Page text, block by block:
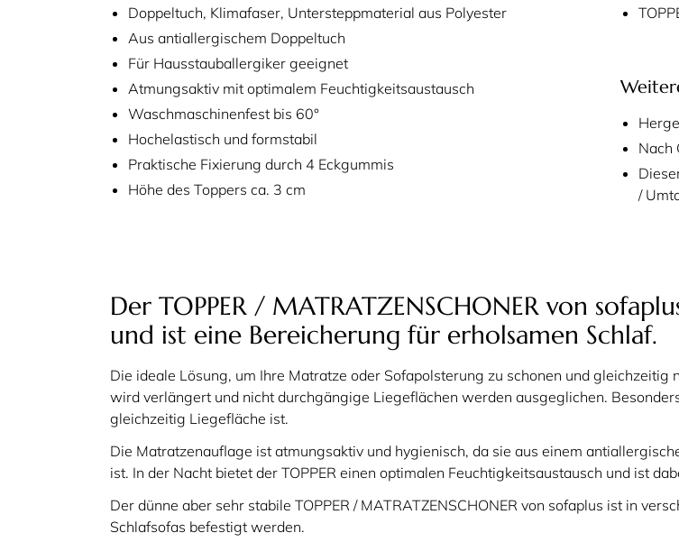
Doppeltuch, Klimafaser, Untersteppmaterial aus Polyester
Aus antiallergischem Doppeltuch
Für Hausstauballergiker geeignet
Atmungsaktiv mit optimalem Feuchtigkeitsaustausch
Waschmaschinenfest bis 60°
Hochelastisch und formstabil
Praktische Fixierung durch 4 Eckgummis
Höhe des Toppers ca. 3 cm
Nach
/
Der TOPPER / MATRATZENSCHONER von
und ist eine Bereicherung für erholsamen Schlaf.
Die ideale Lösung, um Ihre Matratze oder Sofapolsterung zu schonen und
wird verlängert und nicht durchgängige Liegeflächen werden ausgeglichen.
gleichzeitig Liegefläche ist.
Die Matratzenauflage ist atmungsaktiv und hygienisch, da sie aus einem
ist. In der Nacht bietet der TOPPER einen optimalen Feuchtigkeitsaustausch und ist
Der dünne aber sehr stabile TOPPER / MATRATZENSCHONER von sofaplus ist in
Schlafsofas befestigt werden.